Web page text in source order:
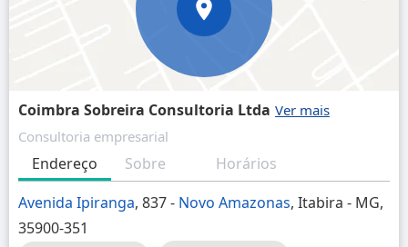
Coimbra Sobreira Consultoria Ltda
Consultoria empresarial
Endereço Sobre
Horários
Avenida Ipiranga, 837 - Novo Amazonas, Itabira - MG,
35900-351